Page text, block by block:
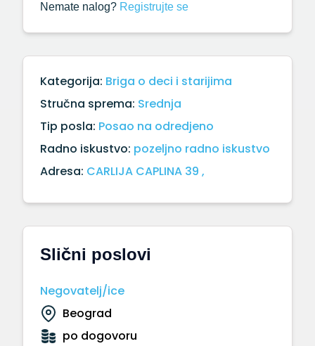
Nemate nalog? Registrujte se
Slični poslovi
Negovatelj/ice
Beograd
po dogovoru
Kategorija: Briga o deci i starijima
Stručna sprema: Srednja
Tip posla: Posao na odredjeno
Radno iskustvo: pozeljno radno iskustvo
Adresa: CARLIJA CAPLINA 39 ,